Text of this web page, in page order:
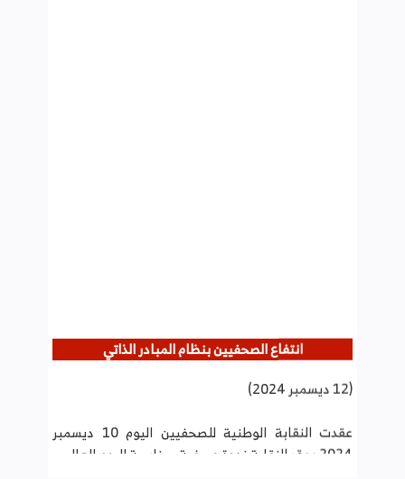
لحقوق الانسان قدم خلالها إسكندر السلامي مستشار
جبائي وعضو بالجمعية التونسية للحوكمة الجبائية